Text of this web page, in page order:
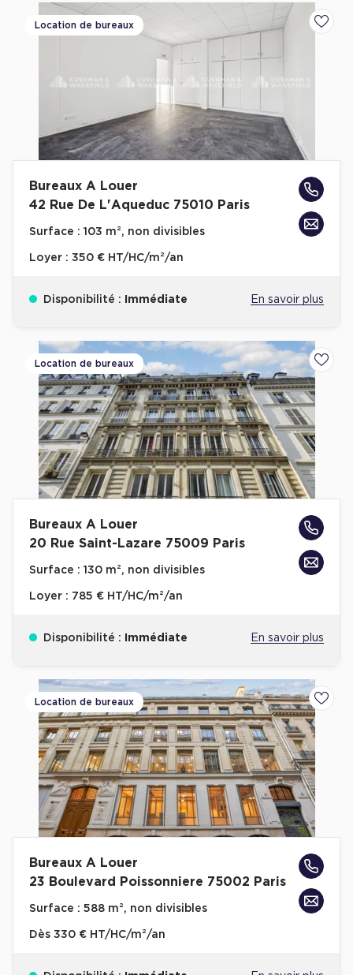
Location de bureaux
Bureaux A Louer
42 Rue De L'Aqueduc 75010 Paris
Surface : 103 m², non divisibles
Loyer : 350 € HT/HC/m²/an
Disponibilité : Immédiate En savoir plus
Location de bureaux
Bureaux A Louer
20 Rue Saint-Lazare 75009 Paris
Surface : 130 m², non divisibles
Loyer : 785 € HT/HC/m²/an
Disponibilité : Immédiate En savoir plus
Location de bureaux
Bureaux A Louer
23 Boulevard Poissonniere 75002 Paris
Surface : 588 m², non divisibles
Dès 330 € HT/HC/m²/an